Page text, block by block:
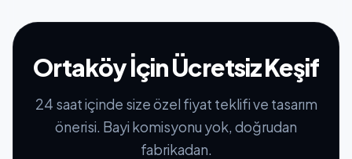
Ortaköy İçin Ücretsiz Keşif
24 saat içinde size özel fiyat teklifi ve tasarım
önerisi. Bayi komisyonu yok, doğrudan
fabrikadan.